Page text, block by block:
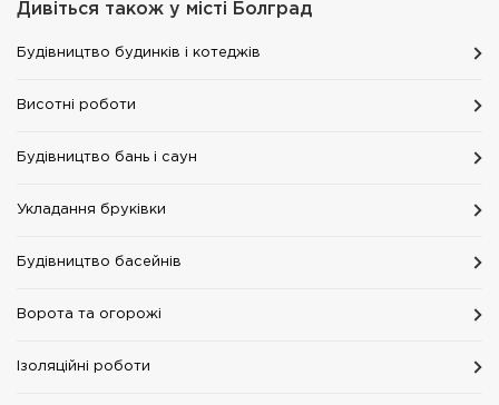
Дивіться також у місті Болград
Будівництво будинків і котеджів
Висотні роботи
Будівництво бань і саун
Укладання бруківки
Будівництво басейнів
Ворота та огорожі
Ізоляційні роботи